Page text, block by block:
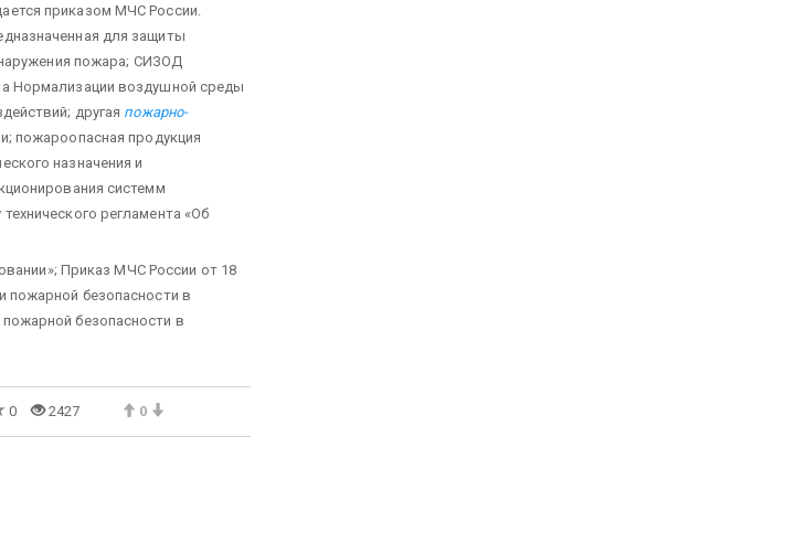
приказом МЧС России.
для защиты
пожара; СИЗОД
Нормализации воздушной среды
другая пожарно-
пожароопасная продукция
назначения и
системм
регламента «Об
Приказ МЧС России от 18
пожарной безопасности в
безопасности в
0 2427 0